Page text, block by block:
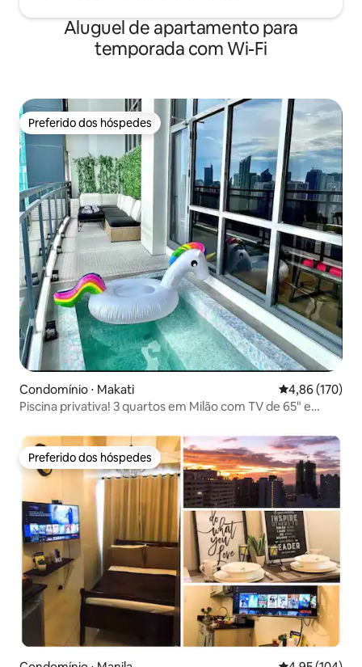
Aluguel de apartamento para
temporada com Wi-Fi
Preferido dos hóspedes
Preferido dos hóspedes
Condomínio ⋅ Makati 4,86 de uma
4,86 (170)
Piscina privativa! 3 quartos em Milão com TV de 65" e
Preferido dos hóspedes
Preferido dos hóspedes